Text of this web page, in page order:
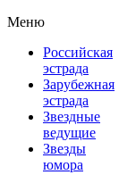
Меню
Российская
эстрада
Зарубежная
эстрада
Звездные
ведущие
Звезды
юмора